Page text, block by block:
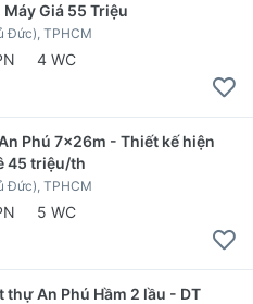
Giá 55 Triệu
Đức), TPHCM
4 WC
Phú 7x26m - Thiết kế hiện
45 triệu/th
Đức), TPHCM
5 WC
thự An Phú Hầm 2 lầu - DT